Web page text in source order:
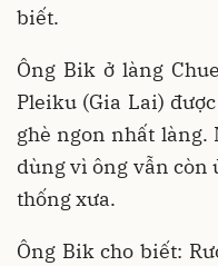
biết.
Ông Bik ở làng
Pleiku (Gia Lai)
ghè ngon nhất
dùng vì ông vẫn còn
thống xưa.
Ông Bik cho biết: